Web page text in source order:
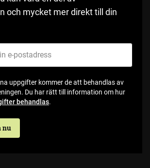
och mycket mer direkt till din
uppgifter kommer de att behandlas av
Du har rätt till information om hur
behandlas.
nu